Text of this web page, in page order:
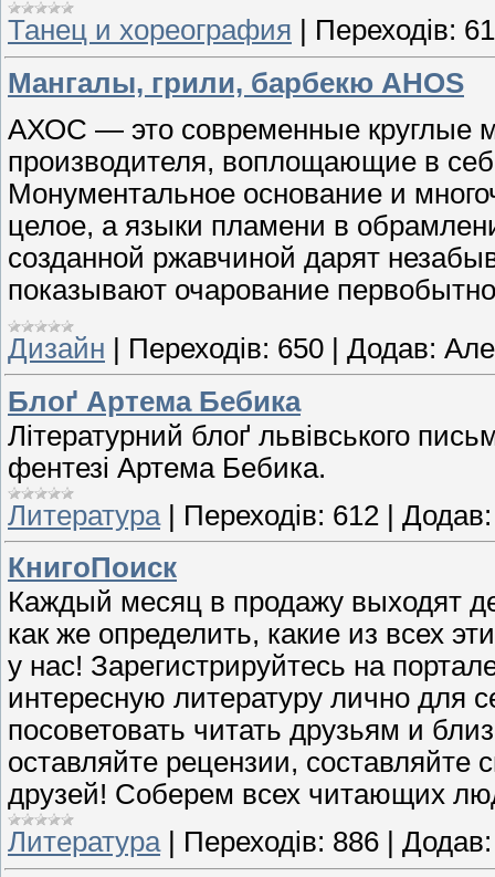
Танец и хореография
Переходів:
Мангалы, грили, барбекю AHOS
АХОС — это современные круглые
производителя, воплощающие в
Монументальное основание и
целое, а языки пламени в
созданной ржавчиной дарят
показывают очарование
Дизайн
Переходів: 650 Додав:
Блоґ Артема Бебика
Літературний блоґ львівського
фентезі Артема Бебика.
Литература | Переходів: 612 | Додав:
КнигоПоиск
Каждый месяц в продажу выходят
как же определить, какие из всех
у нас! Зарегистрируйтесь на
интересную литературу лично для
посоветовать читать друзьям и
оставляйте рецензии,
друзей! Соберем всех читающих
Литература| Переходів: 886
Додав: